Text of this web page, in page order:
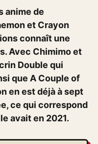
anime de
et Crayon
connaît une
Avec Chimimo et
Double qui
que A Couple of
en est déjà à sept
ce qui correspond
avait en 2021.